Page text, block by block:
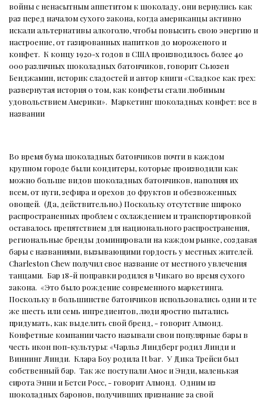
войны с ненасытным аппетитом к шоколаду, они вернулись как
раз перед началом сухого закона, когда американцы активно
искали альтернативы алкоголю, чтобы повысить свою энергию и
настроение, от газированных напитков до мороженого и
конфет. К концу 1920-х годов в США производилось более 40
000 различных шоколадных батончиков, говорит Сьюзен
Бенджамин, историк сладостей и автор книги «Сладкое как грех:
развернутая история о том, как конфеты стали любимым
удовольствием Америки». Маркетинг шоколадных конфет: все в
названии
Во время бума шоколадных батончиков почти в каждом
крупном городе были кондитеры, которые производили как
можно больше видов шоколадных батончиков, наполняя их
всем, от нуги, зефира и орехов до фруктов и обезвоженных
овощей. (Да, действительно.) Поскольку отсутствие широко
распространенных проблем с охлаждением и транспортировкой
оставалось препятствием для национального распространения,
региональные бренды доминировали на каждом рынке, создавая
бары с названиями, вызывающими гордость у местных жителей.
Charleston Chew получил свое название от местного увлечения
танцами. Бар 18-й поправки родился в Чикаго во время сухого
закона. «Это было рождение современного маркетинга.
Поскольку в большинстве батончиков использовались одни и те
же шесть или семь ингредиентов, люди яростно пытались
придумать, как выделить свой бренд, - говорит Алмонд.
Конфетные компании часто называли свои популярные бары в
честь икон поп-культуры: «Чарльз Линдберг родил Линди и
Виннинг Линди. Клара Боу родила It bar. У Дика Трейси был
собственный бар. Так же поступали Амос и Энди, маленькая
сирота Энни и Бетси Росс, - говорит Алмонд. Одним из
шоколадных баронов, получивших признание за свой